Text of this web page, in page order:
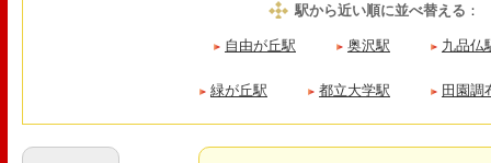
駅から近い順に並べ替える ：
自由が丘駅 奥沢駅 九品仏
緑が丘駅 都立大学駅 田園調